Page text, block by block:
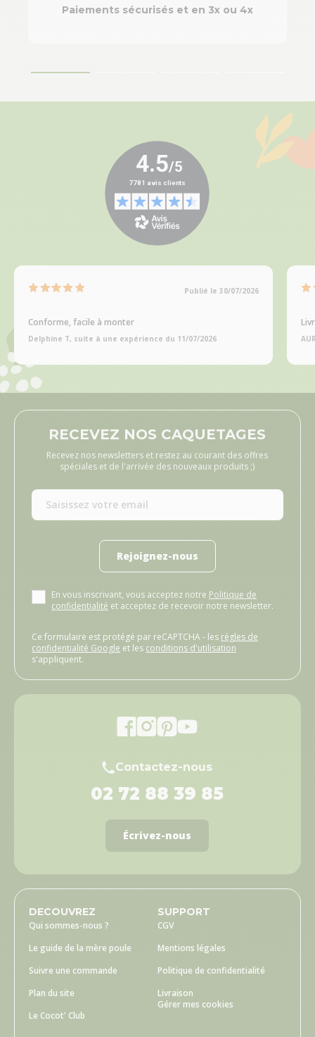
Paiements sécurisés et en 3x ou 4x
Publié le 30/07/2026
Conforme, facile à monter
Delphine T, suite à une expérience du 11/07/2026
RECEVEZ NOS CAQUETAGES
Recevez nos newsletters et restez au courant des offres
spéciales et de l'arrivée des nouveaux produits ;)
Rejoignez-nous
En vous inscrivant, vous acceptez notre Politique de
confidentialité et acceptez de recevoir notre newsletter.
Ce formulaire est protégé par reCAPTCHA - les règles de
confidentialité Google et les conditions d'utilisation
s'appliquent.
Contactez-nous
02 72 88 39 85
Écrivez-nous
DECOUVREZ
Qui sommes-nous ?
Le guide de la mère poule
Suivre une commande
Plan du site
Le Cocot' Club
SUPPORT
CGV
Mentions légales
Politique de confidentialité
Livraison
Gérer mes cookies